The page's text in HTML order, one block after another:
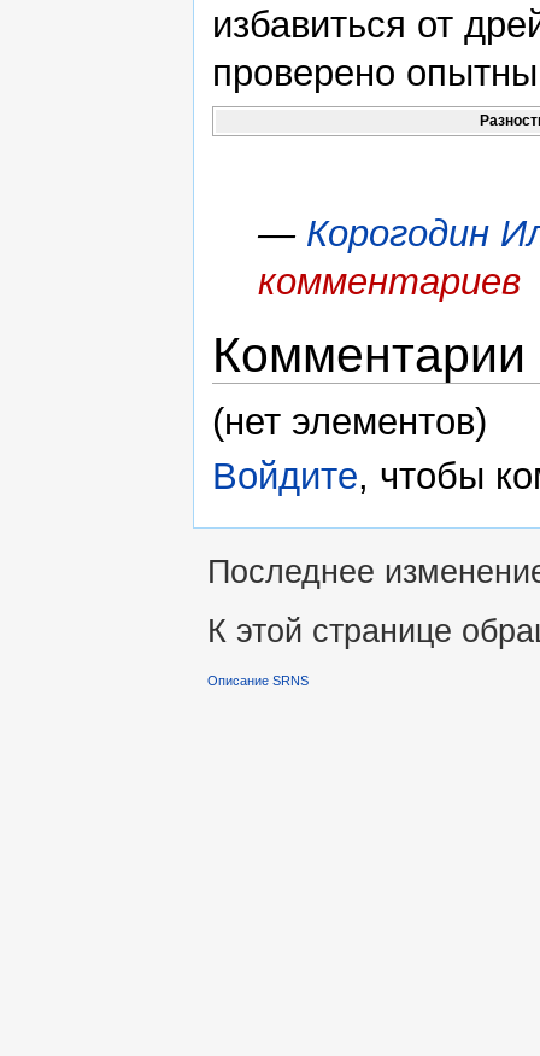
избавиться от
проверено
— Корогодин
комментариев
Комментарии
(нет элементов)
Войдите, чтобы
Последнее
К этой странице
Описание SRNS